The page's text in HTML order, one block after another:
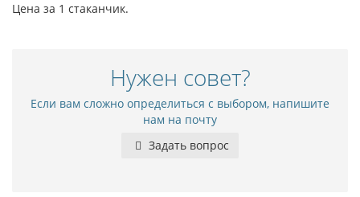
Цена за 1 стаканчик.
Нужен совет?
Если вам сложно определиться с выбором, напишите
нам на почту
Задать вопрос